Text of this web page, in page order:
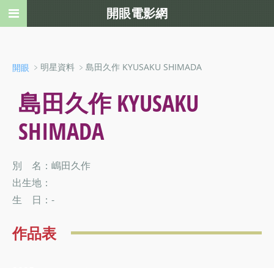
開眼 ﹥明星資料 ﹥島田久作 KYUSAKU SHIMADA
島田久作 KYUSAKU
SHIMADA
別 名：嶋田久作
出生地：
生 日：-
作品表
開眼電影網